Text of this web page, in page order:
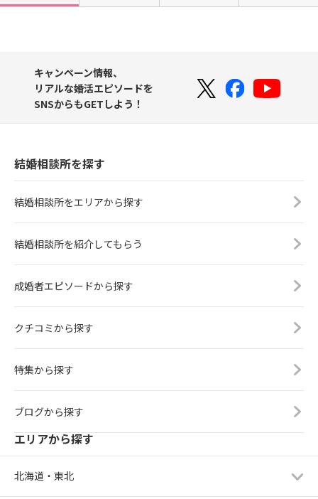
キャンペーン情報、
リアルな婚活エピソードを
SNSからもGETしよう！
結婚相談所を探す
結婚相談所をエリアから探す
結婚相談所を紹介してもらう
成婚者エピソードから探す
クチコミから探す
特集から探す
ブログから探す
エリアから探す
北海道・東北